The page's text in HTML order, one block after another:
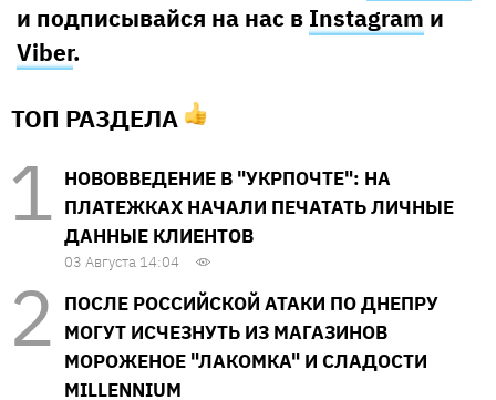
и подписывайся на нас в Instagram и
Viber.
ТОП РАЗДЕЛА
НОВОВВЕДЕНИЕ В "УКРПОЧТЕ": НА
ПЛАТЕЖКАХ НАЧАЛИ ПЕЧАТАТЬ ЛИЧНЫЕ
ДАННЫЕ КЛИЕНТОВ
03 Августа 14:04
ПОСЛЕ РОССИЙСКОЙ АТАКИ ПО ДНЕПРУ
МОГУТ ИСЧЕЗНУТЬ ИЗ МАГАЗИНОВ
МОРОЖЕНОЕ "ЛАКОМКА" И СЛАДОСТИ
MILLENNIUM